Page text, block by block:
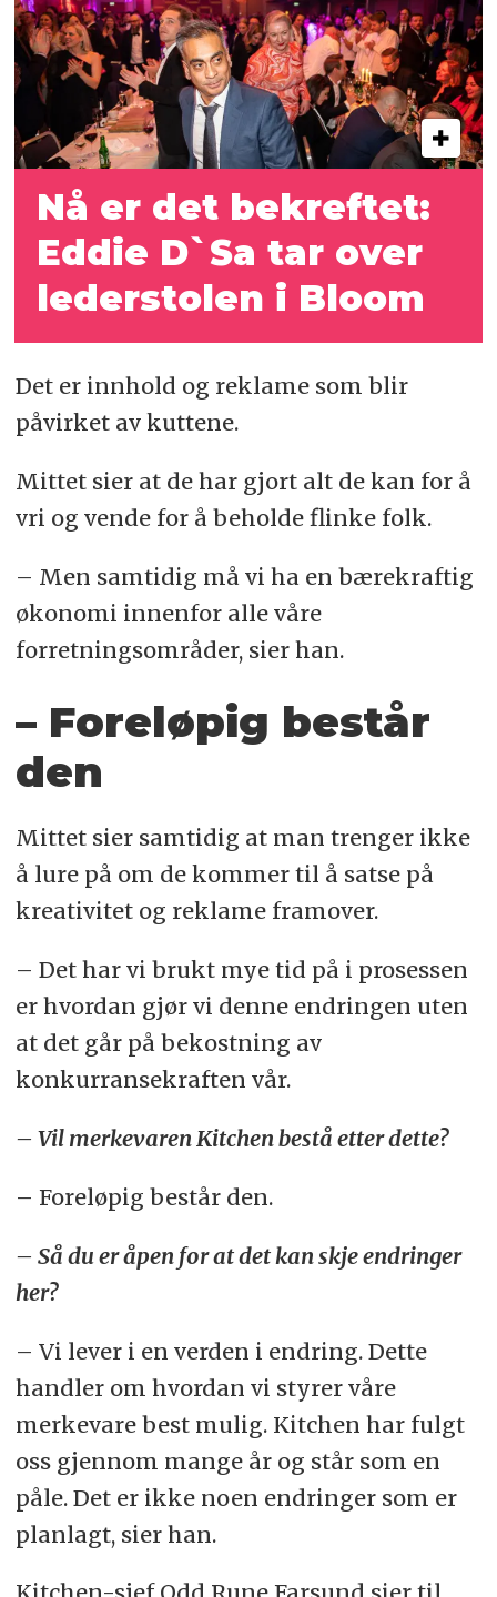
Nå er det bekreftet:
Eddie D`Satar over
lederstolen i Bloom
Det er innhold og reklame som blir
påvirket av kuttene.
Mittet sier at de har gjort alt de kan for å
vri og vende for å beholde flinke folk.
– Men samtidig må vi ha en bærekraftig
økonomi innenfor alle våre
forretningsområder, sier han.
– Foreløpig består
den
Mittet sier samtidig at man trenger ikke
å lure på om de kommer til å satse på
kreativitet og reklame framover.
– Det har vi brukt mye tid på i prosessen
er hvordan gjør vi denne endringen uten
at det går på bekostning av
konkurransekraften vår.
– Vil merkevaren Kitchen bestå etter dette?
– Foreløpig består den.
– Så du er åpen for at det kan skje endringer
her?
– Vi lever i en verden i endring. Dette
handler om hvordan vi styrer våre
merkevare best mulig. Kitchen har fulgt
oss gjennom mange år og står som en
påle. Det er ikke noen endringer som er
planlagt, sier han.